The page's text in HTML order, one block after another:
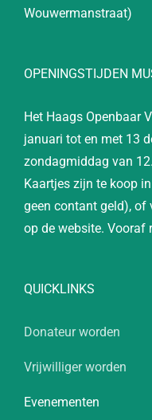
Wouwermanstraat)
OPENINGSTIJDEN
Het Haags Openbaar
januari tot en met 13
zondagmiddag van
Kaartjes zijn te koop
geen contant geld), of
op de website. Vooraf
QUICKLINKS
Donateur worden
Vrijwilliger worden
Evenementen